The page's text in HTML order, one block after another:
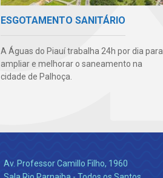
ESGOTAMENTO SANITÁRIO
A Águas do Piauí trabalha 24h por dia para
ampliar e melhorar o saneamento na
cidade de Palhoça.
Av. Professor Camillo Filho, 1960